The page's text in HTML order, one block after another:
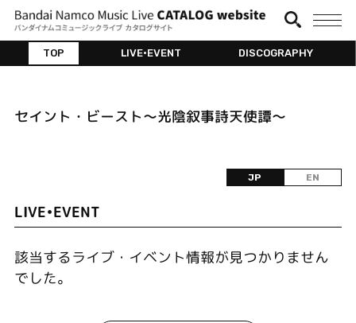
TOP LIVE•EVENT DISCOGRAPHY
セイント・ビースト～光陰叙事詩天使譚～
JP EN
LIVE•EVENT
該当するライブ・イベント情報が見つかりません
でした。